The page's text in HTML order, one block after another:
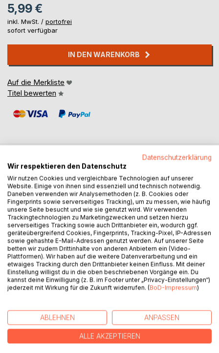
5,99 €
inkl. MwSt. / portofrei
sofort verfügbar
IN DEN WARENKORB
Auf die Merkliste
Titel bewerten
BESCHREIBUNG
Der rote Guru ist ein Buch voller Wahrheiten und Freude,
das den Leser immer wieder dazu einladen möchte, einen
kurzen Ausflug in seine bunte Welt zu machen. Der rote
Guru hatte in den letzten Jahren ausreichend Gelegenheit,
den Menschen in seinem Wesen kennen zu lernen. All
seine gesammelten Erfahrungen hat er auf diesen Seiten in
mehreren kurzen und tiefgründigen Weisheiten
festgehalten, um den Menschen dazu anzuregen, einmal
anders oder ganz neu über viele Dinge nachzudenken.
Zusammen mit einer großen Auswahl von Fotos, die den
sich somit ein ausgeglichener Lesespaß, der dem
geneigten Leser die Sicht eines unvoreingenommenen
Katers offenbart.
Datenschutzerklärung
Wir respektieren den Datenschutz
Wir nutzen Cookies und vergleichbare Technologien auf unserer
Website. Einige von ihnen sind essenziell und technisch notwendig.
Daneben verwenden wir Analysemethoden (z. B. Cookies oder
Fingerprints sowie serverseitiges Tracking), um zu messen, wie häufig
unsere Seite besucht und wie sie genutzt wird. Wir verwenden
Trackingtechnologien zu Marketingzwecken und setzen hierzu
serverseitiges Tracking sowie auch Drittanbieter ein, wodurch ggf.
geräteübergreifend Cookies, Fingerprints, Tracking-Pixel, IP-Adressen
sowie gehashte E-Mail-Adressen genutzt werden. Auf unserer Seite
betten wir zudem Drittinhalte von anderen Anbietern ein (Video-
Plattformen). Wir haben auf die weitere Datenverarbeitung und ein
etwaiges Tracking durch den Drittanbieter keinen Einfluss. Mit deiner
Einstellung willigst du in die oben beschriebenen Vorgänge ein. Du
kannst deine Einwilligung (z. B. im Footer unter „Privacy-Einstellungen“)
jederzeit mit Wirkung für die Zukunft widerrufen. (BoD-Impressum)
ABLEHNEN ANPASSEN
ALLE AKZEPTIEREN